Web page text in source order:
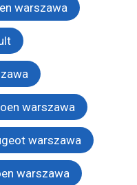
warszawa
warszawa
warszawa
warszawa